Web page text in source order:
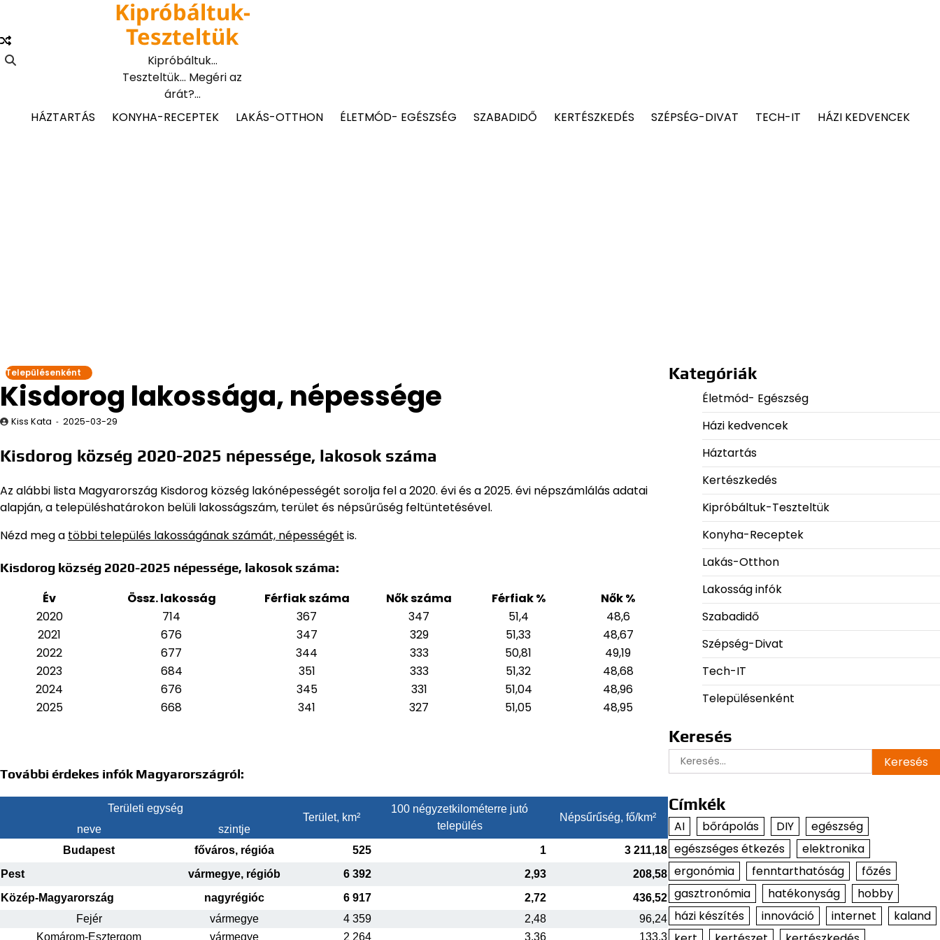
content
Kipróbáltuk-
Teszteltük
Kipróbáltuk…
Teszteltük… Megéri az
árát?…
HÁZTARTÁS
KONYHA-RECEPTEK LAKÁS-OTTHON ÉLETMÓD- EGÉSZSÉG SZABADIDŐ KERTÉSZKEDÉS SZÉPSÉG-DIVAT TECH-IT HÁZI KEDVENCEK
Településenként
Kisdorog lakossága, népessége
Kiss Kata 2025-03-29
Kisdorog község 2020-2025 népessége, lakosok száma
Az alábbi lista Magyarország Kisdorog község lakónépességét sorolja fel a 2020. évi és a 2025. évi népszámlálás adatai
alapján,a településhatárokon belüli lakosságszám, terület és népsűrűség feltüntetésével.
Nézd meg a többi település lakosságának számát, népességét is.
Kisdorog község 2020-2025 népessége, lakosok száma:
Év Össz. lakosság Férfiak száma Nők száma Férfiak %
Nők %
2020
714 367 347 51,4
48,6
2021
676 347 329 51,33
48,67
2022
677 344 333 50,81
49,19
2023
684 351 333 51,32
48,68
2024
676 345 331 51,04
48,96
2025
668 341 327 51,05 48,95
További érdekes infók Magyarországról:
Területi egység
Terület, km²
100 négyzetkilométerre jutó
település
Népsűrűség, fő/km²
neve
szintje
Budapest
főváros, régióa 525 1
3 211,18
Pest
vármegye, régiób 6 392 2,93
208,58
Közép-Magyarország
nagyrégióc 6 917 2,72
436,52
Fejér
vármegye 4 359 2,48
96,24
Komárom-Esztergom
vármegye 2 264 3,36 133,3
Kategóriák
Életmód- Egészség
Házi kedvencek
Háztartás
Kertészkedés
Kipróbáltuk-Teszteltük
Konyha-Receptek
Lakás-Otthon
Lakosság infók
Szabadidő
Szépség-Divat
Tech-IT
Településenként
Keresés
Keresés:
Címkék
AI bőrápolás DIY
egészség
egészséges étkezés
elektronika
ergonómia
fenntarthatóság
főzés
gasztronómia
hatékonyság
hobby
házi készítés
innováció internet
kaland